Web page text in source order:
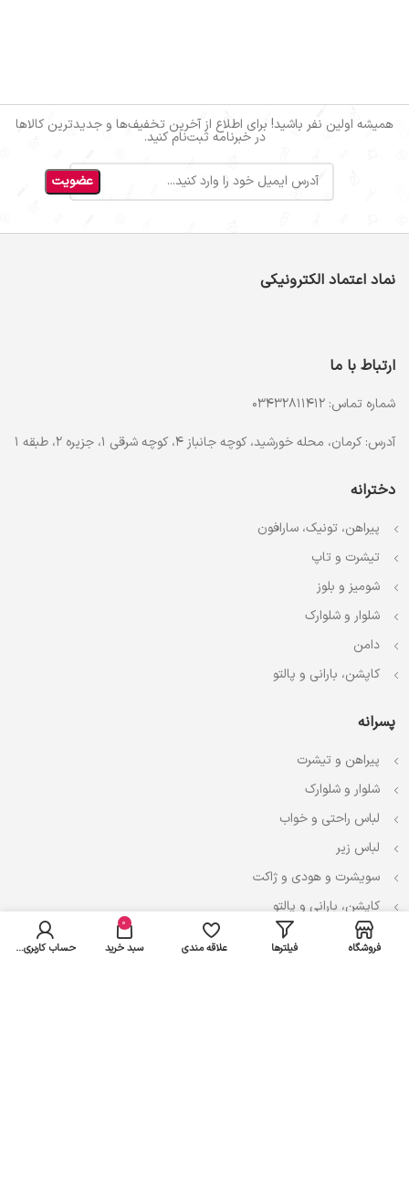
همیشه اولین نفر باشید! برای اطلاع از آخرین تخفیف‌ها و جدیدترین کالاها
در خبرنامه ثبت‌نام کنید.
نماد اعتماد الکترونیکی
ارتباط با ما
شماره تماس: 03432811412
آدرس: کرمان، محله خورشید، کوچه جانباز 4، کوچه شرقی 1، جزیره 2، طبقه 1
دخترانه
پیراهن، تونیک، سارافون
تیشرت و تاپ
شومیز و بلوز
شلوار و شلوارک
دامن
کاپشن، بارانی و پالتو
پسرانه
پیراهن و تیشرت
شلوار و شلوارک
لباس راحتی و خواب
لباس زیر
سویشرت و هودی و ژاکت
کاپشن، بارانی و پالتو
نوزادی
فروشگاه فیلترها علاقه مندی
0
سبد خرید حساب کاربری من